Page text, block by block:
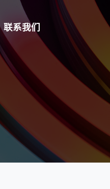
联系我们